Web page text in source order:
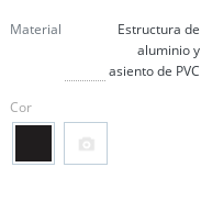
Material
Estructura de
aluminio y
asiento de PVC
Cor